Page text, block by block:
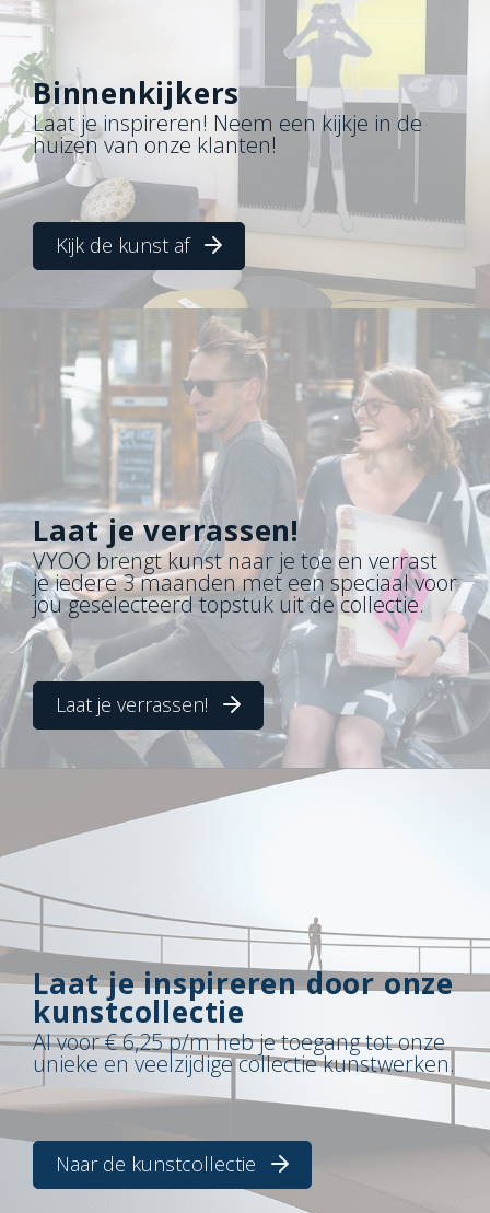
Binnenkijkers
Laat je inspireren! Neem een kijkje in de
huizen van onze klanten!
Kijk de kunst af
Laat je verrassen!
VYOO brengt kunst naar je toe en verrast
je iedere 3 maanden met een speciaal voor
jou geselecteerd topstuk uit de collectie.
Laat je verrassen!
Laat je inspireren door onze
kunstcollectie
Al voor € 6,25 p/m heb je toegang tot onze
unieke en veelzijdige collectie kunstwerken.
Naar de kunstcollectie